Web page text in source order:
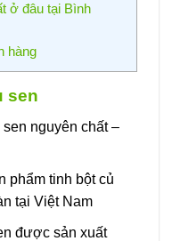
ở đâu tại Bình
hàng
sen
sen nguyên chất –
phẩm tinh bột củ
tại Việt Nam
được sản xuất